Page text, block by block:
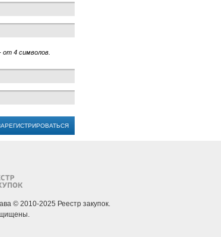
от 4 символов.
© 2010-2025 Реестр закупок.